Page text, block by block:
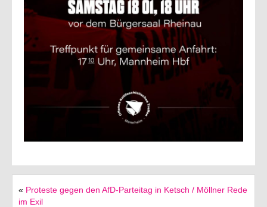
« Proteste gegen den AfD-Parteitag in Ketsch / Möllner Rede
im Exil